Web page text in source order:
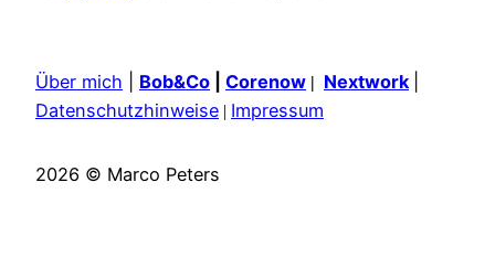
Über mich Bob&Co Corenow | Nextwork
Datenschutzhinweise | Impressum
2026 © Marco Peters